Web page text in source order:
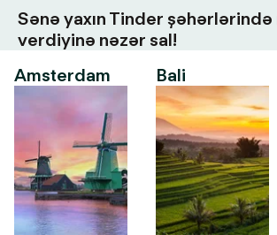
Sənə yaxın Tinder
verdiyinə nəzər sal!
Amsterdam
Bali